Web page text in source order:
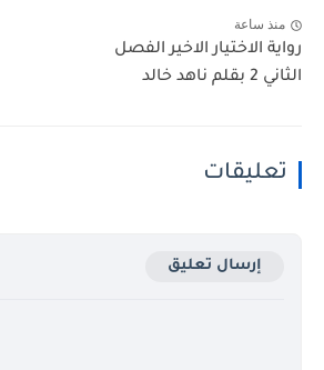
منذ ساعة
رواية الاختيار الاخير الفصل
الثاني 2 بقلم ناهد خالد
تعليقات
إرسال تعليق